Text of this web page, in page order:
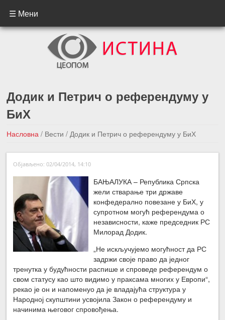
☰ Мени
Додик и Петрич о референдуму у
БиХ
Насловна / Вести/ Додик и Петрич о референдуму у БиХ
←Претходна вест
Следећа вест →
Објављено: 02/04/2014, 14:10
БАЊАЛУКА – Република Српска
жели стварање три државе
конфедерално повезане у БиХ, у
супротном могућ референдума о
независности, каже председник РС
Милорад Додик.
„Не искључујемо могућност да РС
задржи своје право да једног
тренутка у будућности распише и спроведе референдум о
свом статусу као што видимо у праксама многих у Европи“,
рекао је он и напоменуо да је владајућа структура у
Народној скупштини усвојила Закон о референдуму и
начинима његовог спровођења.